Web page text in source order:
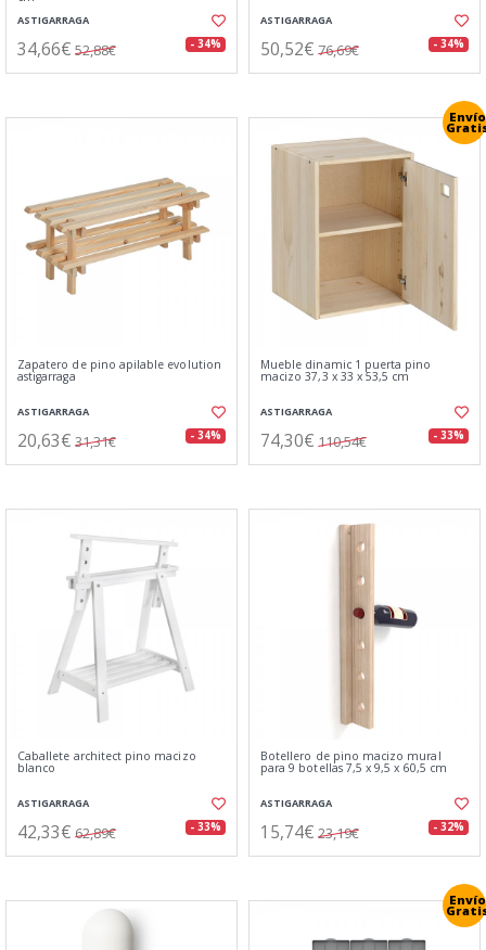
ASTIGARRAGA
34,66€ 52,88€ - 34%
ASTIGARRAGA
50,52€ 76,69€ - 34%
Zapatero de pino apilable evolution
astigarraga
ASTIGARRAGA
20,63€ 31,31€ - 34%
Envío
Mueble dinamic 1 puerta pino
macizo 37,3 x 33 x 53,5 cm
ASTIGARRAGA
74,30€ 110,54€ - 33%
Caballete architect pino macizo
blanco
ASTIGARRAGA
42,33€ 62,89€ - 33%
Botellero de pino macizo mural
para 9 botellas 7,5 x 9,5 x 60,5 cm
ASTIGARRAGA
15,74€ 23,19€ - 32%
Envío